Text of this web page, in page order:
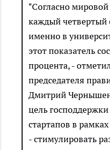
"Согласно мировой
каждый четвертый
именно в
этот показатель
процента, -
председателя
Дмитрий
цель господдержки
стартапов в
- стимулировать